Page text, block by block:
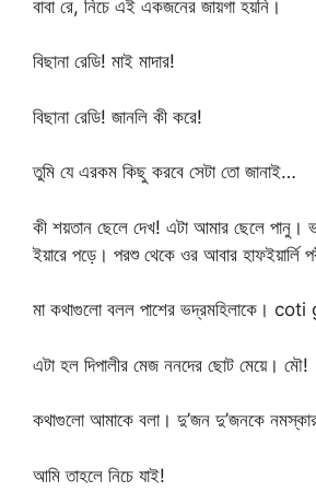
বাবা রে, নিচে এই একজনের জায়গা হয়নি।
বিছানা রেডি! মাই মাদার!
বিছানা রেডি! জানলি কী করে!
তুমি যে এরকম কিছু করবে সেটা তো জানাই…
কী শয়তান ছেলে দেখ! এটা আমার ছেলে পানু।
ইয়ারে পড়ে। পরশু থেকে ওর আবার হাফইয়ার্লি
মা কথাগুলো বলল পাশের ভদ্রমহিলাকে।
এটা হল দিপালীর মেজ ননদের ছোট মেয়ে। মৌ!
কথাগুলো আমাকে বলা। দু’জন দু’জনকে
আমি তাহলে নিচে যাই!